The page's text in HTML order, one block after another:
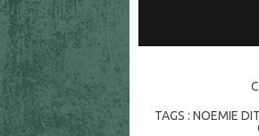
TAGS : NOEMIE